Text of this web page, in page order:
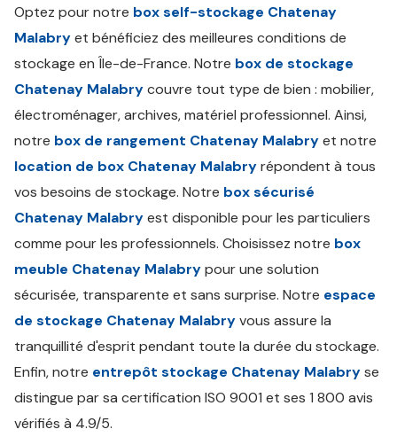
Optez pour notre box self-stockage Chatenay
Malabryet bénéficiez des meilleures conditions de
stockage en Île-de-France. Notre box de stockage
Chatenay Malabrycouvre tout type de bien : mobilier,
électroménager, archives, matériel professionnel. Ainsi,
notre box de rangement Chatenay Malabryet notre
location de box Chatenay Malabryrépondent à tous
vos besoins de stockage. Notre box sécurisé
Chatenay Malabryest disponible pour les particuliers
comme pour les professionnels. Choisissez notre box
meuble Chatenay Malabrypour une solution
sécurisée, transparente et sans surprise. Notre espace
de stockage Chatenay Malabryvous assure la
tranquillité d'esprit pendant toute la durée du stockage.
Enfin, notre entrepôt stockage Chatenay Malabryse
distingue par sa certification ISO 9001 et ses 1 800 avis
vérifiés à 4.9/5.